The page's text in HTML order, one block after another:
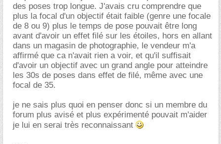
des poses trop longue. J'avais cru comprendre que
plus la focal d'un objectif était faible (genre une focale
de 8 ou 9) plus le temps de pose pouvait être long
avant d'avoir un effet filé sur les étoiles, hors en allant
dans un magasin de photographie, le vendeur m'a
affirmé que ca n'avait rien a voir, et qu'il suffisait
d'avoir un objectif avec un grand angle pour atteindre
les 30s de poses dans effet de filé, même avec une
focal de 35.
je ne sais plus quoi en penser donc si un membre du
forum plus avisé et plus expérimenté pouvait m'aider
je lui en serai très reconnaissant